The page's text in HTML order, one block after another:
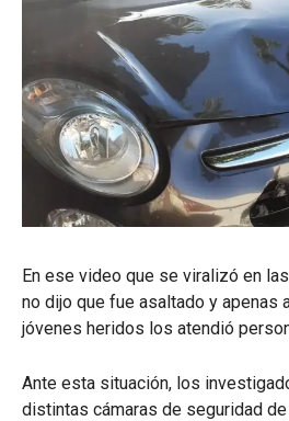
En ese video que se viralizó en
no dijo que fue asaltado y apenas
jóvenes heridos los atendió
Ante esta situación, los
distintas cámaras de seguridad